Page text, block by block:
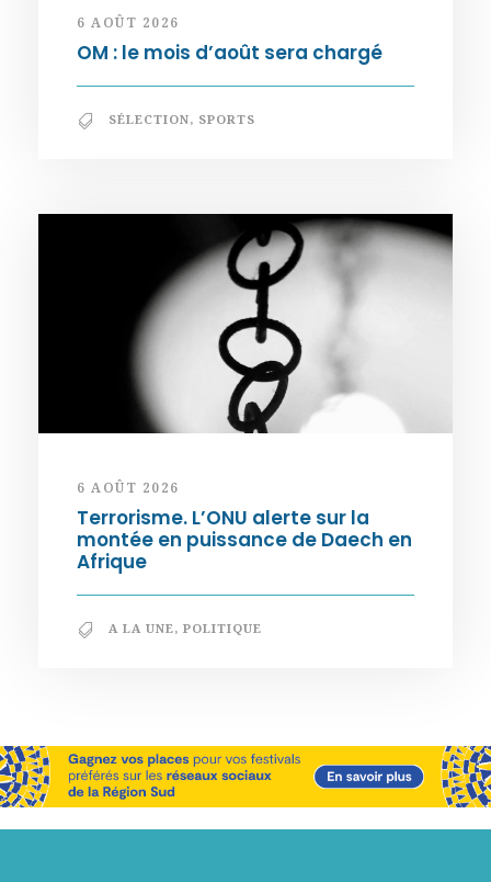
6 AOÛT 2026
OM : le mois d’août sera chargé
SÉLECTION, SPORTS
6 AOÛT 2026
Terrorisme. L’ONU alerte sur la
montée en puissance de Daech en
Afrique
A LA UNE, POLITIQUE